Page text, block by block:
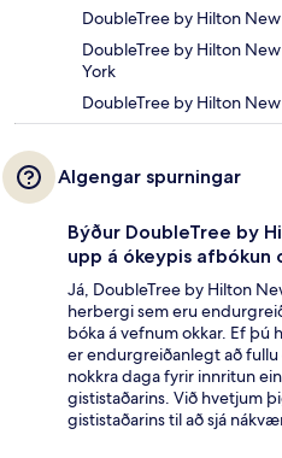
DoubleTree by Hilton
DoubleTree by Hilton
York
DoubleTree by Hilton
Algengar spurningar
Býður DoubleTree by
upp á ókeypis afbókun
Já, DoubleTree by Hilton
herbergi sem eru
bóka á vefnum okkar. Ef þú
er endurgreiðanlegt að
nokkra daga fyrir innritun
gististaðarins. Við hvetjum
gististaðarins til að sjá